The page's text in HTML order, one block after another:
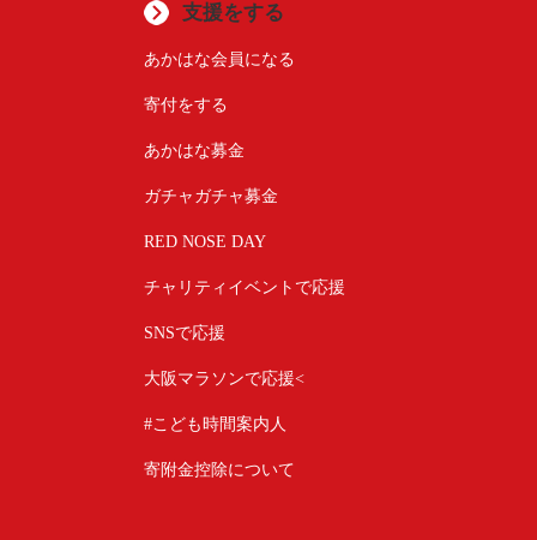
支援をする
あかはな会員になる
寄付をする
あかはな募金
ガチャガチャ募金
RED NOSE DAY
チャリティイベントで応援
SNSで応援
大阪マラソンで応援<
#こども時間案内人
寄附金控除について